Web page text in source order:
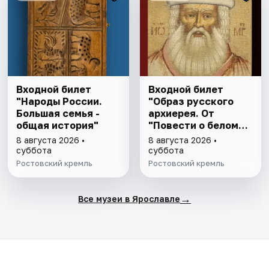
Входной билет
"Народы России.
Большая семья -
общая история"
8 августа 2026 •
суббота
Ростовский кремль
Входной билет
"Образ русского
архиерея. От
"Повести о белом
клобуке" до
восстановления
патриаршества"
8 августа 2026 •
суббота
Ростовский кремль
Все музеи в Ярославле →